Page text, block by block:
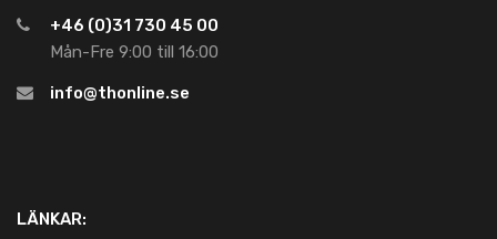
+46 (0)31 730 45 00
Mån-Fre 9:00 till 16:00
info@thonline.se
LÄNKAR: